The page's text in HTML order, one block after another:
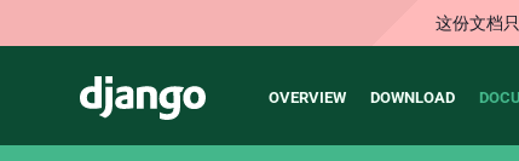
这份文档
Django
Main
OVERVIEW DOWNLOAD